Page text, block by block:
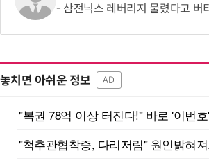
삼전닉스 레버리지 물렸다고 버티기 작전?…원금회복 하
놓치면 아쉬운 정보 AD